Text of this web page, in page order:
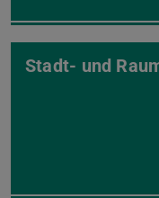
Stadt- und